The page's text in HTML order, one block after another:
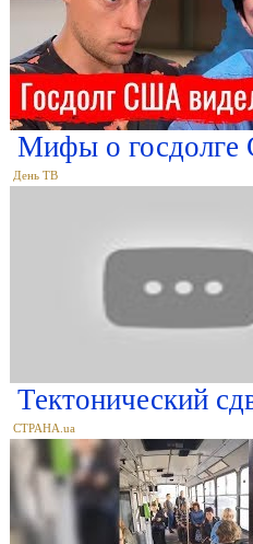
Мифы о
День ТВ
Тектонический
СТРАНА.ua